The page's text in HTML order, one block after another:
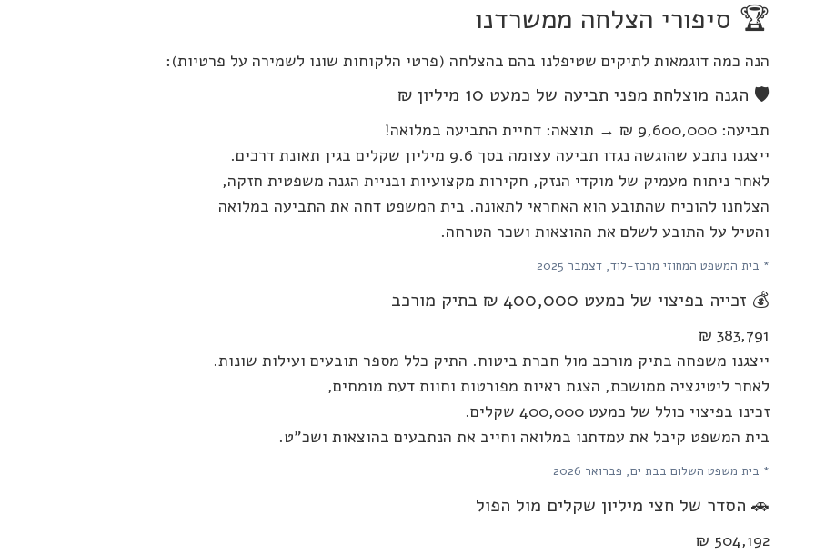
🏆 סיפורי הצלחה ממשרדנו
הנה כמה דוגמאות לתיקים שטיפלנו בהם בהצלחה (פרטי הלקוחות שונו לשמירה על פרטיות):
🛡️ הגנה מוצלחת מפני תביעה של כמעט 10 מיליון ₪
תביעה: 9,600,000 ₪ → תוצאה: דחיית התביעה במלואה!
ייצגנו נתבע שהוגשה נגדו תביעה עצומה בסך 9.6 מיליון שקלים בגין תאונת דרכים.
לאחר ניתוח מעמיק של מוקדי הנזק, חקירות מקצועיות ובניית הגנה משפטית חזקה,
הצלחנו להוכיח שהתובע הוא האחראי לתאונה. בית המשפט דחה את התביעה במלואה
והטיל על התובע לשלם את ההוצאות ושכר הטרחה.
* בית המשפט המחוזי מרכז-לוד, דצמבר 2025
💰 זכייה בפיצוי של כמעט 400,000 ₪ בתיק מורכב
383,791 ₪
ייצגנו משפחה בתיק מורכב מול חברת ביטוח. התיק כלל מספר תובעים ועילות שונות.
לאחר ליטיגציה ממושכת, הצגת ראיות מפורטות וחוות דעת מומחים,
זכינו בפיצוי כולל של כמעט 400,000 שקלים.
בית המשפט קיבל את עמדתנו במלואה וחייב את הנתבעים בהוצאות ושכ"ט.
* בית משפט השלום בבת ים, פברואר 2026
🚗 הסדר של חצי מיליון שקלים מול הפול
504,192 ₪